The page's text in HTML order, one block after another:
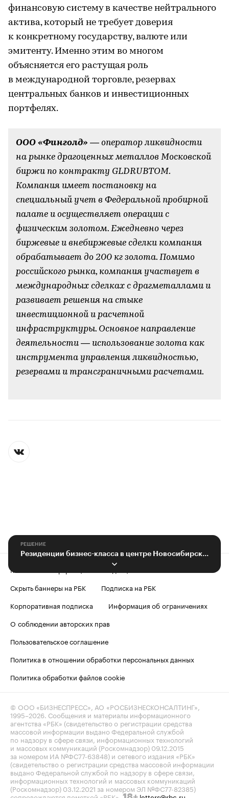
финансовую систему в качестве нейтрального
актива, который не требует доверия
к конкретному государству, валюте или
эмитенту. Именно этим во многом
объясняется его растущая роль
в международной торговле, резервах
центральных банков и инвестиционных
портфелях.
ООО «Финголд» — оператор ликвидности
на рынке драгоценных металлов Московской
биржи по контракту GLDRUBTOM.
Компания имеет постановку на
специальный учет в Федеральной пробирной
палате и осуществляет операции с
физическим золотом. Ежедневно через
биржевые и внебиржевые сделки компания
обрабатывает до 200 кг золота. Помимо
российского рынка, компания участвует в
международных сделках с драгметаллами и
развивает решения на стыке
инвестиционной и расчетной
инфраструктуры. Основное направление
деятельности — использование золота как
инструмента управления ликвидностью,
резервами и трансграничными расчетами.
РЕШЕНИЕ
Резиденции бизнес-класса в центре Новосибирска: привилегии и комфорт
Контактная информация
Скрыть баннеры на РБК
Подписка на РБК
Корпоративная подписка
Информация об ограничениях
О соблюдении авторских прав
Пользовательское соглашение
Политика в отношении обработки персональных данных
Политика обработки файлов cookie
© ООО «БИЗНЕСПРЕСС», АО «РОСБИЗНЕСКОНСАЛТИНГ»,
1995–2026. Сообщения и материалы информационного
агентства «РБК» (свидетельство о регистрации средства
массовой информации выдано Федеральной службой
по надзору в сфере связи, информационных технологий
и массовых коммуникаций (Роскомнадзор) 09.12.2015
за номером ИА №ФС77-63848) и сетевого издания «РБК»
(свидетельство о регистрации средства массовой информации
выдано Федеральной службой по надзору в сфере связи,
информационных технологий и массовых коммуникаций
(Роскомнадзор) 03.12.2021 за номером ЭЛ №ФС77-82385)